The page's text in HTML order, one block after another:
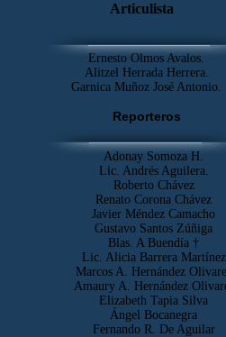
Articulista
Ernesto Olmos Avalos.
Alitzel Herrada Herrera.
Garnica Muñoz José Antonio.
Reporteros
Adonay Somoza H.
Lic. Andrés Aguilera.
Roberto Chávez
Renato Corona Chávez
Javier Méndez Camacho
Gustavo Santos Zúñiga
Blas. A Buendía †
​Lic. Alicia Barrera Martínez
Marcos A. Hernández
Amaury A. Hernández
Elizabeth Tapia Silva
Ángel Bocanegra
Fernando R. De Aguilar